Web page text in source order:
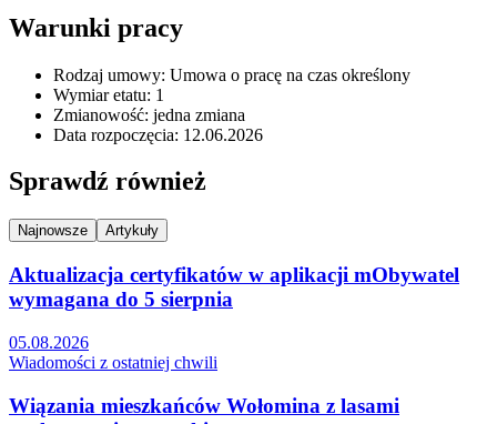
Warunki pracy
Rodzaj umowy: Umowa o pracę na czas określony
Wymiar etatu: 1
Zmianowość: jedna zmiana
Data rozpoczęcia: 12.06.2026
Sprawdź również
Najnowsze Artykuły
Aktualizacja certyfikatów w aplikacji mObywatel
wymagana do 5 sierpnia
05.08.2026
Wiadomości z ostatniej chwili
Wiązania mieszkańców Wołomina z lasami